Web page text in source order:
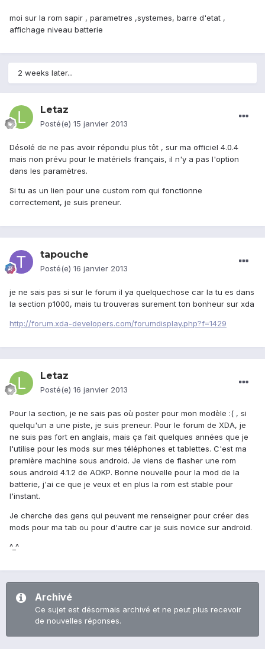
moi sur la rom sapir , parametres ,systemes, barre d'etat ,
affichage niveau batterie
2 weeks later...
Letaz
Posté(e) 15 janvier 2013
Désolé de ne pas avoir répondu plus tôt , sur ma officiel 4.0.4
mais non prévu pour le matériels français, il n'y a pas l'option
dans les paramètres.
Si tu as un lien pour une custom rom qui fonctionne
correctement, je suis preneur.
tapouche
Posté(e) 16 janvier 2013
je ne sais pas si sur le forum il ya quelquechose car la tu es dans
la section p1000, mais tu trouveras surement ton bonheur sur xda
http://forum.xda-developers.com/forumdisplay.php?f=1429
Letaz
Posté(e) 16 janvier 2013
Pour la section, je ne sais pas où poster pour mon modèle :( , si
quelqu'un a une piste, je suis preneur. Pour le forum de XDA, je
ne suis pas fort en anglais, mais ça fait quelques années que je
l'utilise pour les mods sur mes téléphones et tablettes. C'est ma
première machine sous android. Je viens de flasher une rom
sous android 4.1.2 de AOKP. Bonne nouvelle pour la mod de la
batterie, j'ai ce que je veux et en plus la rom est stable pour
l'instant.
Je cherche des gens qui peuvent me renseigner pour créer des
mods pour ma tab ou pour d'autre car je suis novice sur android.
^_^
Archivé
Ce sujet est désormais archivé et ne peut plus recevoir
de nouvelles réponses.